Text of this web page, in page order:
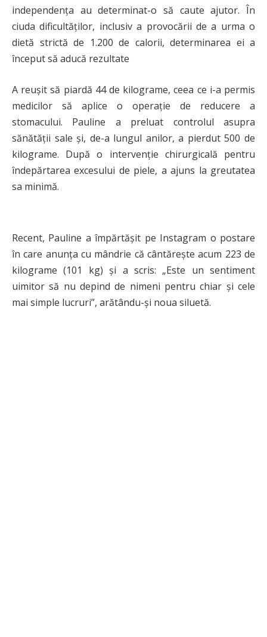
independența au determinat-o să caute ajutor. În
ciuda dificultăților, inclusiv a provocării de a urma o
dietă strictă de 1.200 de calorii, determinarea ei a
început să aducă rezultate
A reușit să piardă 44 de kilograme, ceea ce i-a permis
medicilor să aplice o operație de reducere a
stomacului. Pauline a preluat controlul asupra
sănătății sale și, de-a lungul anilor, a pierdut 500 de
kilograme. După o intervenție chirurgicală pentru
îndepărtarea excesului de piele, a ajuns la greutatea
sa minimă.
Recent, Pauline a împărtășit pe Instagram o postare
în care anunța cu mândrie că cântărește acum 223 de
kilograme (101 kg) și a scris: „Este un sentiment
uimitor să nu depind de nimeni pentru chiar și cele
mai simple lucruri”, arătându-și noua siluetă.